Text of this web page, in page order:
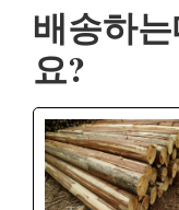
배송하
요?